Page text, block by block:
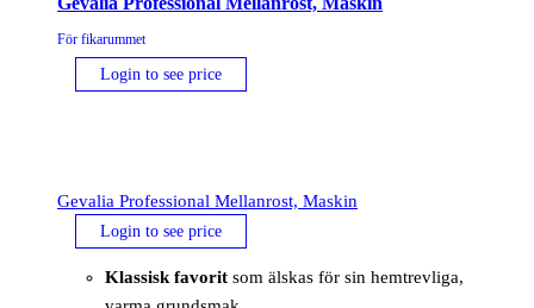
För fikarummet
Login to see price
Gevalia Professional Mellanrost, Maskin
Login to see price
Klassisk favorit som älskas för sin hemtrevliga,